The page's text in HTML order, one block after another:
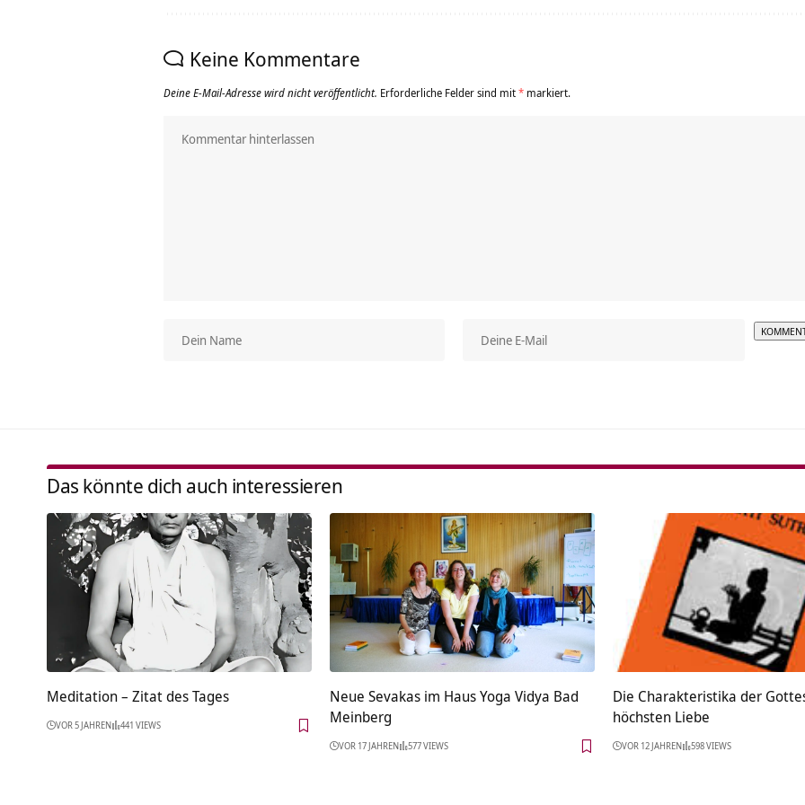
Keine Kommentare
Deine E-Mail-Adresse wird nicht veröffentlicht. Erforderliche Felder sind mit* markiert.
Das könnte dich auch interessieren
Meditation – Zitat des Tages
VOR 5 JAHREN 441 VIEWS
Neue Sevakas im Haus Yoga Vidya Bad
Meinberg
VOR 17 JAHREN 577 VIEWS
Die Charakteristika der
höchsten Liebe
VOR 12 JAHREN 598 VIEWS